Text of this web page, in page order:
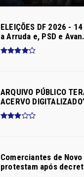
ELEIÇÕES DF 2026 -
a Arruda e, PSD e
ARQUIVO PÚBLICO
ACERVO
Comerciantes de Novo
protestam após